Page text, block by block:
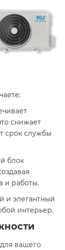
снижает
срок службы
блок
и работы.​
и элегантный
интерьер.​
вашего